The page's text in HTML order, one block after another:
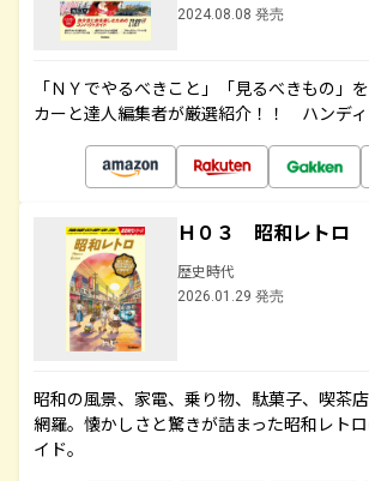
2024.08.08 発売
「ＮＹでやるべきこと」「見るべきもの」
カーと達人編集者が厳選紹介！！ ハンディ
Ｈ０３ 昭和レトロ
歴史時代
2026.01.29 発売
昭和の風景、家電、乗り物、駄菓子、喫茶
網羅。懐かしさと驚きが詰まった昭和レト
イド。